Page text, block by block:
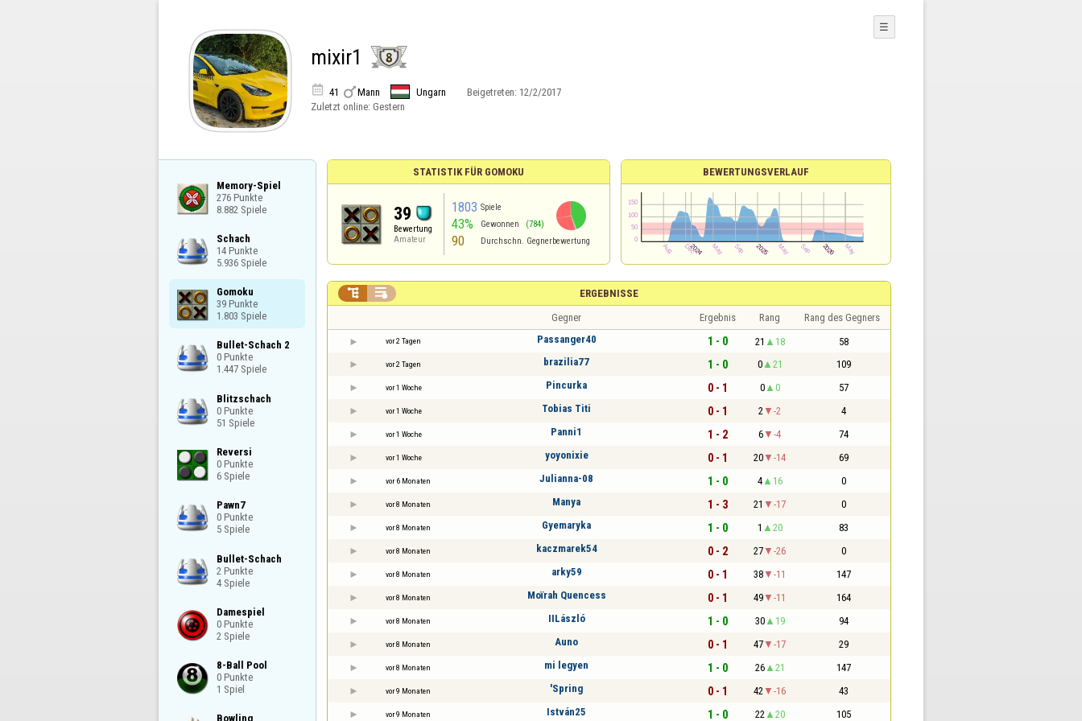
mixir1
 41 Mann Ungarn Beigetreten: 12/2/2017
Zuletzt online: Gestern
☰
Memory-Spiel
276 Punkte
8.882 Spiele
Schach
14 Punkte
5.936 Spiele
Gomoku
39 Punkte
1.803 Spiele
Bullet-Schach 2
0 Punkte
1.447 Spiele
Blitzschach
0 Punkte
51 Spiele
Reversi
0 Punkte
6 Spiele
Pawn7
0 Punkte
5 Spiele
Bullet-Schach
2 Punkte
4 Spiele
Damespiel
0 Punkte
2 Spiele
8-Ball Pool
0 Punkte
1 Spiel
Bowling
STATISTIK FÜR GOMOKU
39
Bewertung
Amateur
1803 Spiele
43% Gewonnen (784)
90 Durchschn. Gegnerbewertung
BEWERTUNGSVERLAUF
ERGEBNISSE
 
Gegner Ergebnis Rang Rang des Gegners
vor 2 Tagen Passanger40 1 - 0 21 18 58
vor 2 Tagen brazilia77 1 - 0 0 21 109
vor 1 Woche Pincurka 0 - 1 0 0 57
vor 1 Woche Tobias Titi 0 - 1 2 -2 4
vor 1 Woche Panni1 1 - 2 6 -4 74
vor 1 Woche yoyonixie 0 - 1 20 -14 69
vor 6 Monaten Julianna-08 1 - 0 4 16 0
vor 8 Monaten Manya 1 - 3 21 -17 0
vor 8 Monaten Gyemaryka 1 - 0 1 20 83
vor 8 Monaten kaczmarek54 0 - 2 27 -26 0
vor 8 Monaten arky59 0 - 1 38 -11 147
vor 8 Monaten Moïrah Quencess 0 - 1 49 -11 164
vor 8 Monaten IILászló 1 - 0 30 19 94
vor 8 Monaten Auno 0 - 1 47 -17 29
vor 8 Monaten mi legyen 1 - 0 26 21 147
vor 9 Monaten 'Spring 0 - 1 42 -16 43
vor 9 Monaten István25 1 - 0 22 20 105